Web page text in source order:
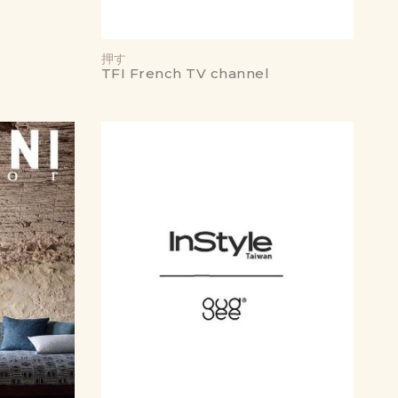
押す
TFI French TV channel